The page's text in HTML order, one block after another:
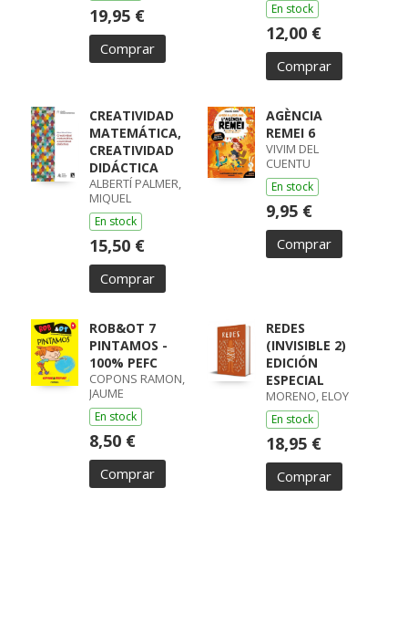
19,95 €
Comprar
En stock
12,00 €
Comprar
CREATIVIDAD
MATEMÁTICA,
CREATIVIDAD
DIDÁCTICA
ALBERTÍ PALMER,
MIQUEL
En stock
15,50 €
Comprar
AGÈNCIA
REMEI 6
VIVIM DEL
CUENTU
En stock
9,95 €
Comprar
ROB&OT 7
PINTAMOS -
100% PEFC
COPONS RAMON,
JAUME
En stock
8,50 €
Comprar
REDES
(INVISIBLE 2)
EDICIÓN
ESPECIAL
MORENO, ELOY
En stock
18,95 €
Comprar